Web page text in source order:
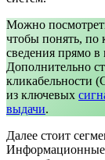
Можно
чтобы понять, по
сведения прямо в
Дополнительно
кликабельности
из ключевых
выдачи.
Далее стоит
Информационные